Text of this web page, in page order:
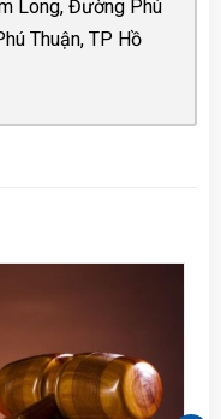
Long, Đường Phú
Thuận, TP Hồ